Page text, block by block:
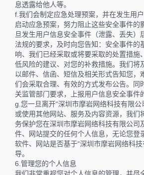
息透露给他人等。
f.我们会制定应急处理预案，并在发生用
启动应急预案，努力阻止这些安全事件的
旦发生用户信息安全事件（泄露、丢失）
法规的要求，及时向您告知：安全事件的
响、我们已经采取或将要采取的处置措施
低风险的建议、对您的补救措施。我们将
以邮件、信函、短信及相关形式告知您，
们会采取合理、有效的方式发布公告。同
关监管部门要求，上报用户信息安全事件
g.您一旦离开“深圳市摩岩网络科技有限公
或使用其他网站、服务及内容资源，我们
务保护您在深圳市摩岩网络科技有限公司
件、网站提交的任何个人信息，无论您登
软件、网站是否基于“深圳市摩岩网络科技
导。
6.管理您的个人信息